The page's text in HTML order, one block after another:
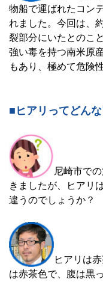
物船で運ばれたコン
れました。今回は、
裂部分にいたとのこ
強い毒を持つ南米原
もあり、極めて危険
■ヒアリってどんな
尼崎市で
きましたが、ヒアリ
違うのでしょうか？
ヒアリは
は赤茶色で、腹は黒